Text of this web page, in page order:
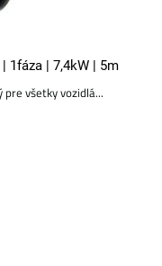
1fáza | 7,4kW | 5m
pre všetky vozidlá...